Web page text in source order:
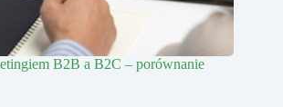
B2B a B2C – porównanie